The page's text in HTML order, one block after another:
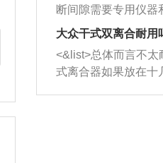
动时，就可以和汽油
室，最后形成废气排
催化器得到清洗，排
能够得到解决。
向。
的间隙扩大，导致机
造成烧机油。
机油粘度过小的话
象，机油粘度过小具
断间隙需要专用仪器
无法制作，需要将车
店；<&list>2.车辆半
裂，破裂后会出现漏
损严重，磨损的半轴
响；<&list>3.稳定器
大众干式双离合耐用
<&list>总体而言不太
式离合器如果放在十